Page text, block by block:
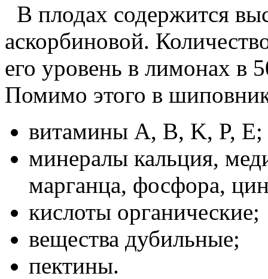
В плодах содержится
аскорбиновой.
его уровень в лимонах в
Помимо этого в
витамины A, B, K, P, E;
минералы кальция,
марганца, фосфора,
кислоты органические;
вещества дубильные;
пектины.